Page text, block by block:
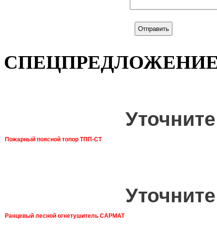
Пожарный поясной топор ТПП-СТ
Ранцевый лесной огнетушитель САРМАТ